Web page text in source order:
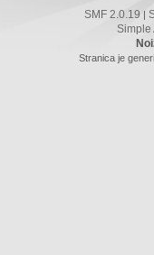
SMF 2.0.19 |
Simple
Stranica je